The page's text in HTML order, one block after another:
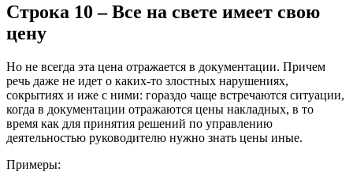
Строка 10 – Все на свете имеет свою
цену
Но не всегда эта цена отражается в документации. Причем
речь даже не идет о каких-то злостных нарушениях,
сокрытиях и иже с ними: гораздо чаще встречаются ситуации,
когда в документации отражаются цены накладных, в то
время как для принятия решений по управлению
деятельностью руководителю нужно знать цены иные.
Примеры: